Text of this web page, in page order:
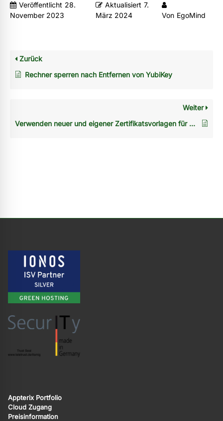
Veröffentlicht 28.
November 2023
Aktualisiert 7.
März 2024
Von EgoMind
Zurück
Rechner sperren nach Entfernen von YubiKey
Weiter
Verwenden neuer und eigener Zertifikatsvorlagen für Appterix YubiKey Enrollment
Appterix Portfolio
Cloud Zugang
Preisinformation